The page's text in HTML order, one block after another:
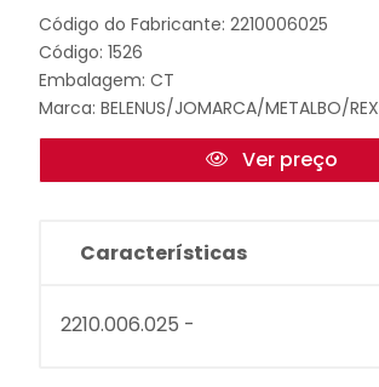
Código do Fabricante: 2210006025
Código: 1526
Embalagem: CT
Marca: BELENUS/JOMARCA/METALBO/REX
Ver preço
Características
2210.006.025 -